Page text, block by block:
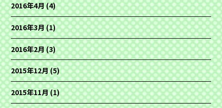
2016年4月(4)
2016年3月(1)
2016年2月(3)
2015年12月(5)
2015年11月(1)